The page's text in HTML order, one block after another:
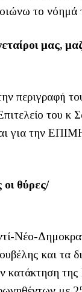
το νόημά
μας,
περιγραφή
του κ
για την
θύρες/
Νέο-
και τα
κατάκτηση της